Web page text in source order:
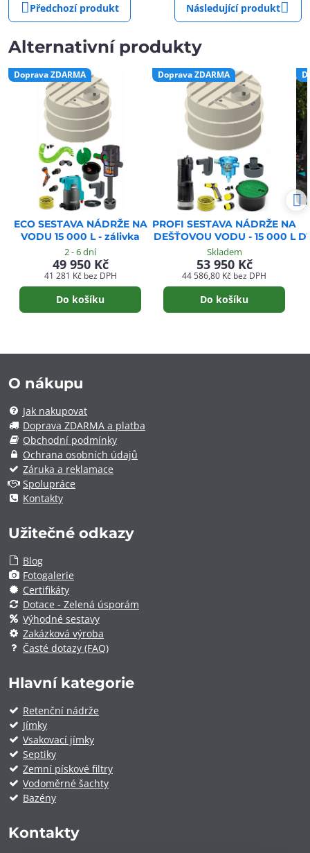
Předchozí produkt Následující produkt
Alternativní produkty
Doprava ZDARMA
ECO SESTAVA NÁDRŽE NA
VODU 15 000 L - zálivka
2 - 6 dní
49 950 Kč
41 281 Kč bez DPH
Do košíku
Doprava ZDARMA
PROFI SESTAVA NÁDRŽE NA
DEŠŤOVOU VODU - 15 000 L
Skladem
53 950 Kč
44 586,80 Kč bez DPH
Do košíku
O nákupu
Jak nakupovat
Doprava ZDARMA a platba
Obchodní podmínky
Ochrana osobních údajů
Záruka a reklamace
Spolupráce
Kontakty
Užitečné odkazy
Blog
Fotogalerie
Certifikáty
Dotace - Zelená úsporám
Výhodné sestavy
Zakázková výroba
Časté dotazy (FAQ)
Hlavní kategorie
Retenční nádrže
Jímky
Vsakovací jímky
Septiky
Zemní pískové filtry
Vodoměrné šachty
Bazény
Kontakty